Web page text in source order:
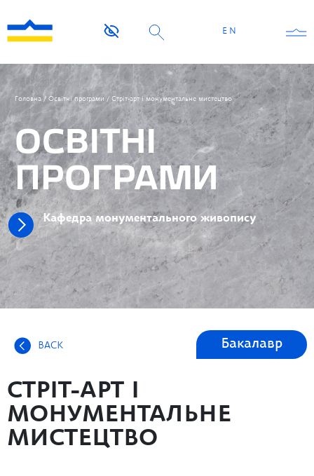
EN
Головна / Освітні програми / Стріт-арт і монументальне мистецтво
ОСВІТНІ
ПРОГРАМИ
Кафедра монументального живопису
BACK Бакалавр
СТРІТ-АРТ І
МОНУМЕНТАЛЬНЕ
МИСТЕЦТВО